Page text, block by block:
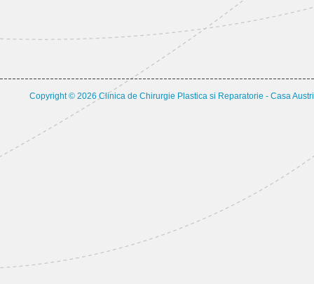
Copyright © 2026 Clinica de Chirurgie Plastica si Reparatorie - Casa